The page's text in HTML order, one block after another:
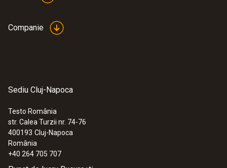
:0560 7351
testo 735-1 - instrument pentru
măsurarea temperaturii (3 canale)
Companie
Sediu Cluj-Napoca
Testo România
str. Calea Turzii nr. 74-76
400193 Cluj-Napoca
România
+40 264 705 707